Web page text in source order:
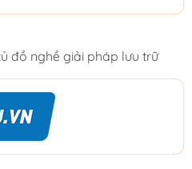
đồ nghề giải pháp lưu trữ